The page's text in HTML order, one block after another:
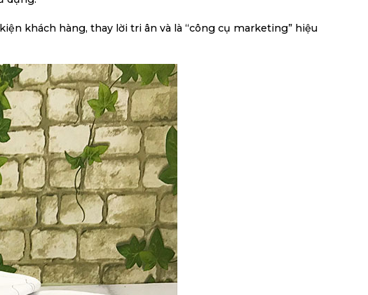
khách hàng, thay lời tri ân và là “công cụ marketing” hiệu